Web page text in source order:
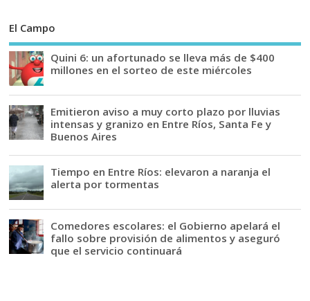
El Campo
Quini 6: un afortunado se lleva más de $400
millones en el sorteo de este miércoles
Emitieron aviso a muy corto plazo por lluvias
intensas y granizo en Entre Ríos, Santa Fe y
Buenos Aires
Tiempo en Entre Ríos: elevaron a naranja el
alerta por tormentas
Comedores escolares: el Gobierno apelará el
fallo sobre provisión de alimentos y aseguró
que el servicio continuará